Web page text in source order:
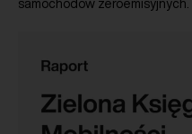
samochodów zeroemisyjnych.